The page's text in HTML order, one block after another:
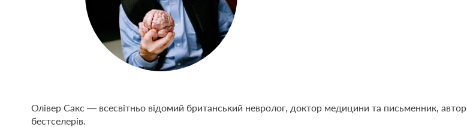
Олівер Сакс — всесвітньо відомий британський невролог, доктор медицини та письменник, автор
бестселерів.